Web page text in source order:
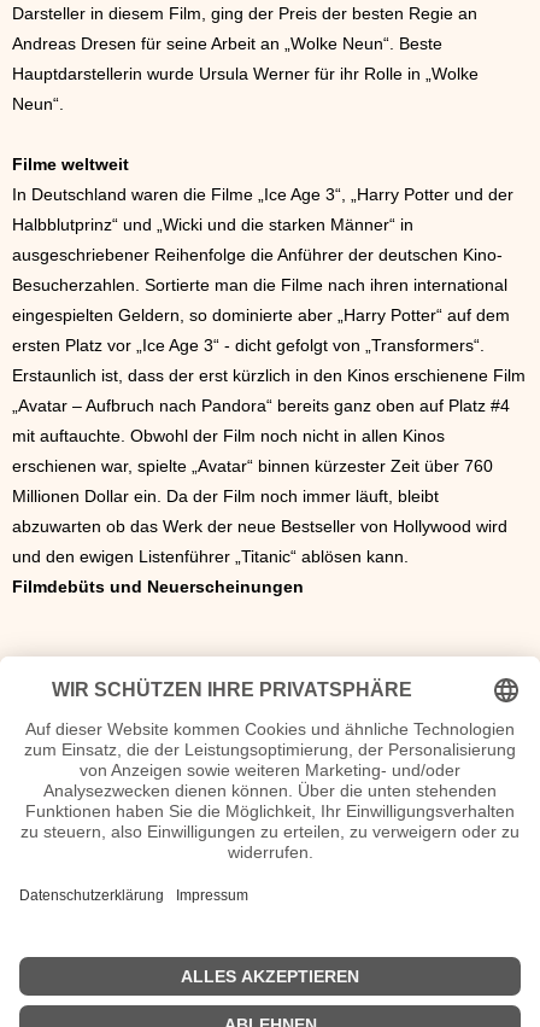
Darsteller in diesem Film, ging der Preis der besten Regie an
Andreas Dresen für seine Arbeit an „Wolke Neun“. Beste
Hauptdarstellerin wurde Ursula Werner für ihr Rolle in „Wolke
Neun“.
Filme weltweit
In Deutschland waren die Filme „Ice Age 3“, „Harry Potter und der
Halbblutprinz“ und „Wicki und die starken Männer“ in
ausgeschriebener Reihenfolge die Anführer der deutschen Kino-
Besucherzahlen. Sortierte man die Filme nach ihren international
eingespielten Geldern, so dominierte aber „Harry Potter“ auf dem
ersten Platz vor „Ice Age 3“ - dicht gefolgt von „Transformers“.
Erstaunlich ist, dass der erst kürzlich in den Kinos erschienene Film
„Avatar – Aufbruch nach Pandora“ bereits ganz oben auf Platz #4
mit auftauchte. Obwohl der Film noch nicht in allen Kinos
erschienen war, spielte „Avatar“ binnen kürzester Zeit über 760
Millionen Dollar ein. Da der Film noch immer läuft, bleibt
abzuwarten ob das Werk der neue Bestseller von Hollywood wird
und den ewigen Listenführer „Titanic“ ablösen kann.
Filmdebüts und Neuerscheinungen
Top-Kinofilme 2009
Kinofilm / Zuschauer
Avatar - Aufbruch nach Pandora / 11.292.801
Ice Age 3 -Die Dinosaurier sind los / 8.705.891
Harry Potter und der Halbblutprinz / 6.213.225
Wickie und die starken Männer / 4.936.408
Illuminati / 4.585.795 / Zweiohrküken / 4.255.103
Twilight - Biss zum Morgengrauen / 3.001.961
<<Filmjahr 2008|Filmjahr 2010>>